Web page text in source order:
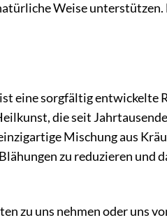
Weise unterstützen.
eine sorgfältig entwickelte
die seit
Mischung aus
zu reduzieren und
zu uns nehmen oder uns